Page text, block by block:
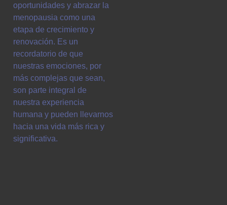
oportunidades y abrazar la
menopausia como una
etapa de crecimiento y
renovación. Es un
recordatorio de que
nuestras emociones, por
más complejas que sean,
son parte integral de
nuestra experiencia
humana y pueden llevarnos
hacia una vida más rica y
significativa.